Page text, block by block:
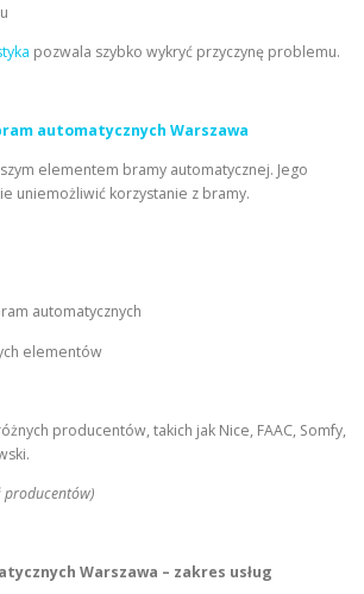
pozwala szybko wykryć przyczynę problemu.
automatycznych Warszawa
elementem bramy automatycznej. Jego
uniemożliwić korzystanie z bramy.
automatycznych
elementów
producentów, takich jak Nice, FAAC, Somfy,
producentów)
Warszawa – zakres usług